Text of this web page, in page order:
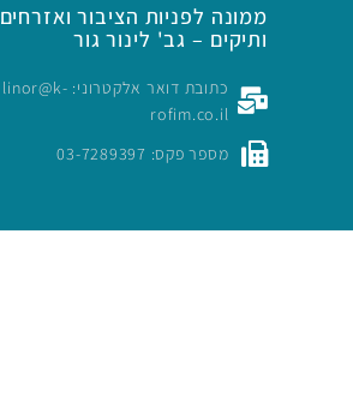
ממונה לפניות הציבור ואזרחים
ותיקים – גב' לינור גור
כתובת דואר אלקטרוני: linor@k-
rofim.co.il
מספר פקס: 03-7289397